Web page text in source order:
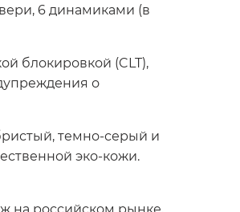
6 динамиками (в
блокировкой (CLT),
о
темно-серый и
эко-кожи.
на российском рынке.